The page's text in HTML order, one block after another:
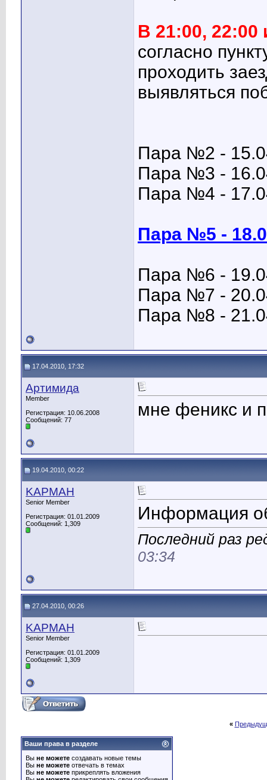
В 21:00, 22:00
согласно
проходить
выявляться
Пара №2 -
Пара №3 -
Пара №4 -
Пара №5 -
Пара №6 -
Пара №7 -
Пара №8 -
17.04.2010, 17:32
Артимида
Member
Регистрация: 10.06.2008
Сообщений: 77
мне феникс и
19.04.2010, 00:22
KAPMAH
Senior Member
Регистрация: 01.01.2009
Сообщений: 1,309
Информация
Последний раз
03:34
27.04.2010, 00:26
KAPMAH
Senior Member
Регистрация: 01.01.2009
Сообщений: 1,309
«
Ваши права в разделе
Вы не можете создавать новые темы
Вы не можете отвечать в темах
Вы не можете прикреплять вложения